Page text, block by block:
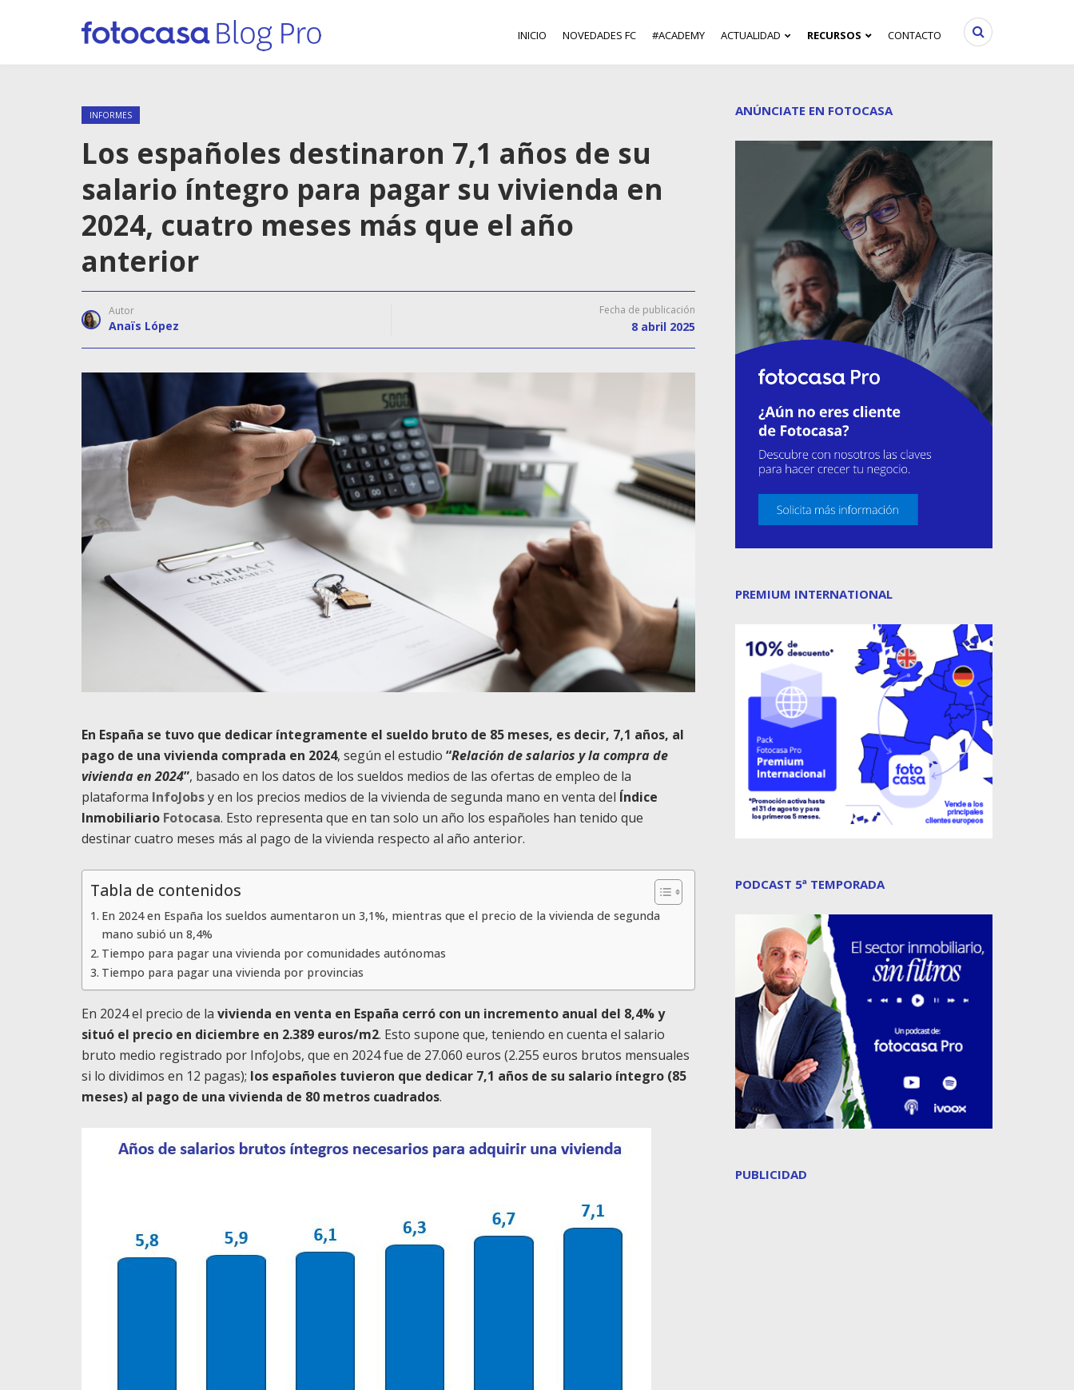
INICIO NOVEDADES FC #ACADEMY ACTUALIDAD RECURSOS CONTACTO
INFORMES
Los españoles destinaron 7,1 años de su
salario íntegro para pagar su vivienda en
2024, cuatro meses más que el año
anterior
Autor
Anaïs López
Fecha de publicación
8 abril 2025
En España se tuvo que dedicar íntegramente el sueldo bruto de 85 meses, es decir, 7,1 años, al
pago de una vivienda comprada en 2024, según el estudio “Relación de salarios y la compra de
vivienda en 2024”, basado en los datos de los sueldos medios de las ofertas de empleo de la
plataforma InfoJobsy en los precios medios de la vivienda de segunda mano en venta del Índice
Inmobiliario Fotocasa. Esto representa que en tan solo un año los españoles han tenido que
destinar cuatro meses más al pago de la vivienda respecto al año anterior.
Tabla de contenidos
En 2024 en España los sueldos aumentaron un 3,1%, mientras que el precio de la vivienda de segunda
mano subió un 8,4%
Tiempo para pagar una vivienda por comunidades autónomas
Tiempo para pagar una vivienda por provincias
En 2024 el precio de la vivienda en venta en España cerró con un incremento anual del 8,4% y
situó el precio en diciembre en 2.389 euros/m2. Esto supone que, teniendo en cuenta el salario
bruto medio registrado por InfoJobs, que en 2024 fue de 27.060 euros (2.255 euros brutos mensuales
si lo dividimos en 12 pagas); los españoles tuvieron que dedicar 7,1 años de su salario íntegro (85
meses) al pago de una vivienda de 80 metros cuadrados.
ANÚNCIATE EN FOTOCASA
PREMIUM INTERNATIONAL
PODCAST 5ª TEMPORADA
PUBLICIDAD